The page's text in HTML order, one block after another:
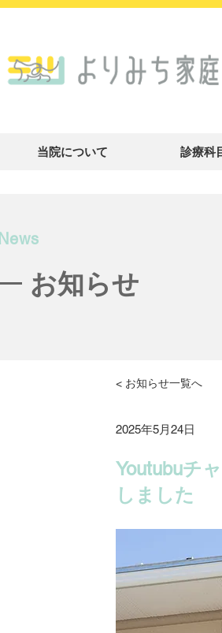
当院について 診療科
News
​お知らせ
< お知らせ一覧へ
2025年5月24日
Youtubuチ
しました